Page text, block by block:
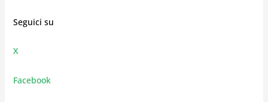
Seguici su
X
Facebook